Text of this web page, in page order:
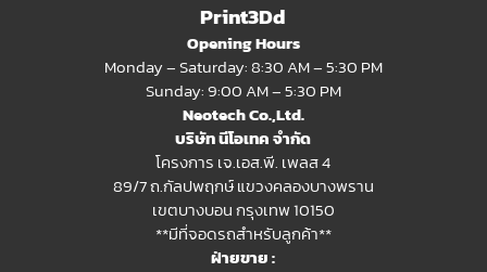
Print3Dd
Opening Hours
Monday – Saturday: 8:30 AM – 5:30 PM
Sunday: 9:00 AM – 5:30 PM
Neotech Co.,Ltd.
บริษัท นีโอเทค จำกัด
โครงการ เจ.เอส.พี. เพลส 4
89/7 ถ.กัลปพฤกษ์ แขวงคลองบางพราน
เขตบางบอน กรุงเทพ 10150
**มีที่จอดรถสำหรับลูกค้า**
ฝ่ายขาย :